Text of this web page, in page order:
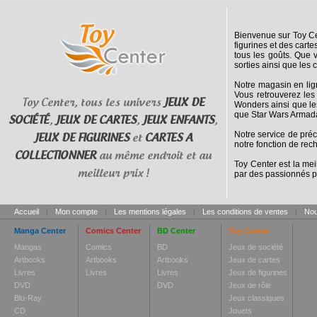
Toy Center, tous les univers JEUX DE
SOCIÉTÉ, JEUX DE CARTES, JEUX ENFANTS,
JEUX DE FIGURINESet CARTES A
COLLECTIONNERau même endroit et au
meilleur prix !
Bienvenue sur Toy
figurines et des
tous les goûts. Que
sorties ainsi que les
Notre magasin en
Vous retrouverez
Wonders ainsi que
que Star Wars
Notre service de
notre fonction de
Toy Center est la
par des passionnés
Accueil | Mon compte | Les mentions légales | Les conditions de ventes |
Manga Center
Mangas
Artbooks
Livres
DVD
Blu-Ray
CD
Comics Center
Comics
Artbooks
Livres
BD Center
BD
Artbooks
Livres
DVD
Toy Center
Jeux de société
Jeux de cartes
Jeux de figurines
Jeux de rôle
Jeux classiques
Jouets